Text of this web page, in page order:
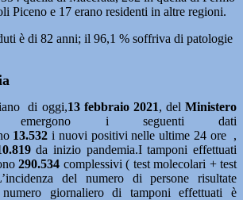
Piceno e 17 erano residenti in altre regioni.
è di 82 anni; il 96,1 % soffriva di patologie
di oggi,13 febbraio 2021, delMinistero
i seguenti dati
13.532 i nuovi positivi nelle ultime 24 ore ,
da inizio pandemia.I tamponi effettuati
290.534 complessivi ( test molecolari + test
del numero di persone risultate
giornaliero di tamponi effettuati è